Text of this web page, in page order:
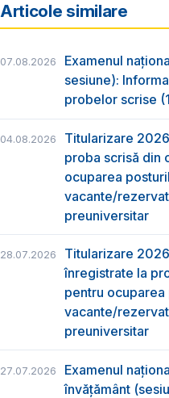
Articole similare
07.08.2026
Examenul
sesiune):
probelor scrise
04.08.2026
Titularizare
proba scrisă din
ocuparea
vacante/
preuniversitar
28.07.2026
Titularizare
înregistrate la
pentru
vacante/
preuniversitar
27.07.2026
Examenul
învățământ